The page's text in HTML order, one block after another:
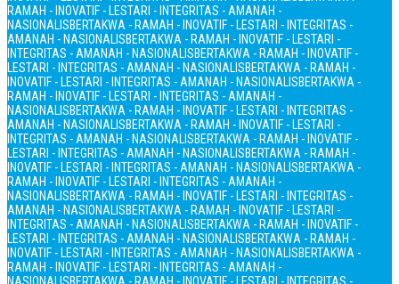
RAMAH - INOVATIF - LESTARI - INTEGRITAS - AMANAH -
NASIONALISBERTAKWA - RAMAH - INOVATIF - LESTARI - INTEGRITAS -
AMANAH - NASIONALISBERTAKWA - RAMAH - INOVATIF - LESTARI -
INTEGRITAS - AMANAH - NASIONALISBERTAKWA - RAMAH - INOVATIF -
LESTARI - INTEGRITAS - AMANAH - NASIONALISBERTAKWA - RAMAH -
INOVATIF - LESTARI - INTEGRITAS - AMANAH - NASIONALISBERTAKWA -
RAMAH - INOVATIF - LESTARI - INTEGRITAS - AMANAH -
NASIONALISBERTAKWA - RAMAH - INOVATIF - LESTARI - INTEGRITAS -
AMANAH - NASIONALISBERTAKWA - RAMAH - INOVATIF - LESTARI -
INTEGRITAS - AMANAH - NASIONALISBERTAKWA - RAMAH - INOVATIF -
LESTARI - INTEGRITAS - AMANAH - NASIONALISBERTAKWA - RAMAH -
INOVATIF - LESTARI - INTEGRITAS - AMANAH - NASIONALISBERTAKWA -
RAMAH - INOVATIF - LESTARI - INTEGRITAS - AMANAH -
NASIONALISBERTAKWA - RAMAH - INOVATIF - LESTARI - INTEGRITAS -
AMANAH - NASIONALISBERTAKWA - RAMAH - INOVATIF - LESTARI -
INTEGRITAS - AMANAH - NASIONALISBERTAKWA - RAMAH - INOVATIF -
LESTARI - INTEGRITAS - AMANAH - NASIONALISBERTAKWA - RAMAH -
INOVATIF - LESTARI - INTEGRITAS - AMANAH - NASIONALISBERTAKWA -
RAMAH - INOVATIF - LESTARI - INTEGRITAS - AMANAH -